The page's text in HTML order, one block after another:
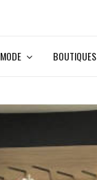
MODE BOUTIQUES